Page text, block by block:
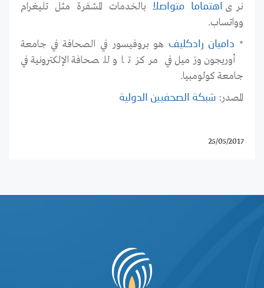
نرى
اهتماما متواصلابالخدمات المشفرة مثل تليغرام
وواتساب.
* داميان رادكليف هو بروفيسور في الصحافة في جامعة
أوريجون وزميل في مركز تاو للصحافة الإلكترونية في
جامعة كولومبيا.
المصدر: شبكة الصحفيين الدولية
25/05/2017